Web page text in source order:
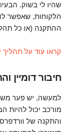
שהיו לי בשוק.
הלקוחות, שאפשר
ההתקנה (או כל
קראו עוד על תהליך
חיבור דומיין
למעשה, יש פער
מורכב יכול להיות
והתקנה של